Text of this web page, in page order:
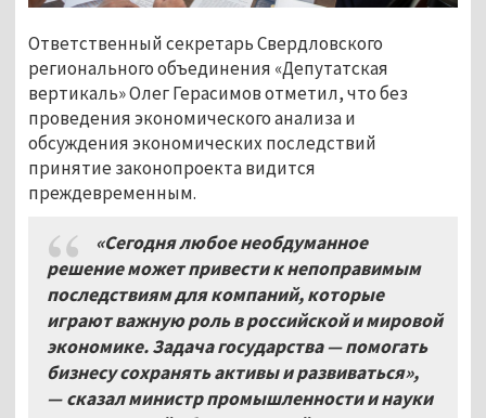
Ответственный секретарь Свердловского
регионального объединения «Депутатская
вертикаль» Олег Герасимов отметил, что без
проведения экономического анализа и
обсуждения экономических последствий
принятие законопроекта видится
преждевременным.
«Сегодня любое необдуманное
решение может привести к непоправимым
последствиям для компаний, которые
играют важную роль в российской и мировой
экономике. Задача государства — помогать
бизнесу сохранять активы и развиваться»,
—сказал министр промышленности и науки